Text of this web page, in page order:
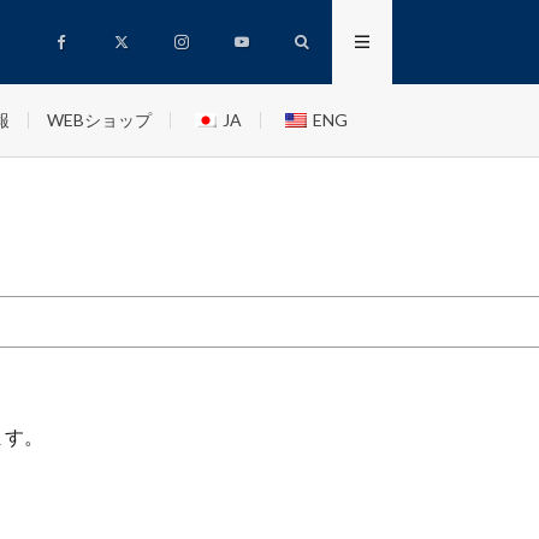
WEBショップ JA ENG
。